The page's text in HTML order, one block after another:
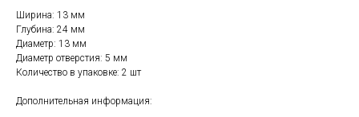
Ширина: 13 мм
Глубина: 24 мм
Диаметр: 13 мм
Диаметр отверстия: 5 мм
Количество в упаковке: 2 шт
Дополнительная информация:
Свяжитесь с нами